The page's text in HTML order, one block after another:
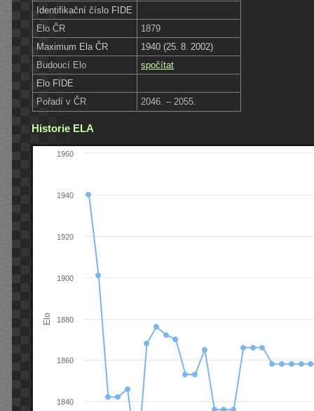
Identifikační číslo FIDE
Elo ČR
1879
Maximum Ela ČR
1940 (25. 8. 2002)
Budoucí Elo
spočítat
Elo FIDE
Pořadí v ČR
2046. – 2055.
Historie ELA
Elo
1840
1860
1880
1900
1920
1940
1960